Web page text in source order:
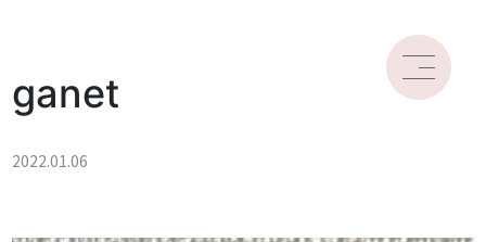
ganet
2022.01.06